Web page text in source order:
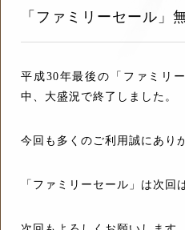
「ファミリーセール」
平成30年最後の「ファミリ
中、大盛況で終了しました。
今回も多くのご利用誠にあり
「ファミリーセール」は次回